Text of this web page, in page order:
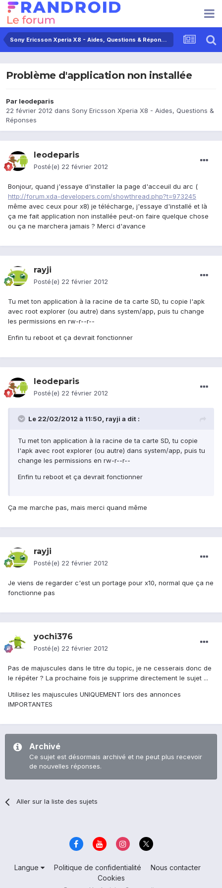
Sony Ericsson Xperia X8 - Aides, Questions & Réponses
Problème d'application non installée
Par leodeparis
22 février 2012 dans Sony Ericsson Xperia X8 - Aides, Questions &
Réponses
leodeparis
Posté(e) 22 février 2012
Bonjour, quand j'essaye d'installer la page d'acceuil du arc (
http://forum.xda-developers.com/showthread.php?t=973245
même avec ceux pour x8) je télécharge, j'essaye d'installé et là
ça me fait application non installée peut-on faire quelque chose
ou ça ne marchera jamais ? Merci d'avance
rayji
Posté(e) 22 février 2012
Tu met ton application à la racine de ta carte SD, tu copie l'apk
avec root explorer (ou autre) dans system/app, puis tu change
les permissions en rw-r--r--
Enfin tu reboot et ça devrait fonctionner
leodeparis
Posté(e) 22 février 2012
Le 22/02/2012 à 11:50, rayji a dit :
Tu met ton application à la racine de ta carte SD, tu copie
l'apk avec root explorer (ou autre) dans system/app, puis tu
change les permissions en rw-r--r--
Enfin tu reboot et ça devrait fonctionner
Ça me marche pas, mais merci quand même
rayji
Posté(e) 22 février 2012
Je viens de regarder c'est un portage pour x10, normal que ça ne
fonctionne pas
yochi376
Posté(e) 22 février 2012
Pas de majuscules dans le titre du topic, je ne cesserais donc de
le répéter ? La prochaine fois je supprime directement le sujet ...
Utilisez les majuscules UNIQUEMENT lors des annonces
IMPORTANTES
Archivé
Ce sujet est désormais archivé et ne peut plus recevoir
de nouvelles réponses.
Aller sur la liste des sujets
Langue Politique de confidentialité
Nous contacter
Cookies